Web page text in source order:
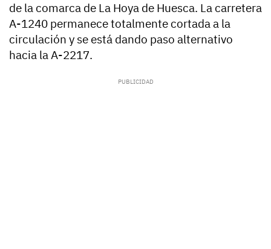
de la comarca de La Hoya de Huesca. La carretera
A-1240 permanece totalmente cortada a la
circulación y se está dando paso alternativo
hacia la A-2217.